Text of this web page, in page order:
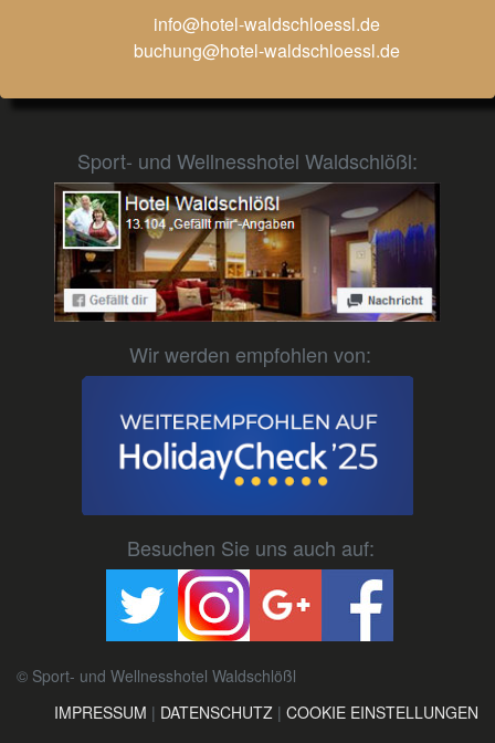
info@hotel-waldschloessl.de
buchung@hotel-waldschloessl.de
Sport- und Wellnesshotel Waldschlößl:
Wir werden empfohlen von:
Besuchen Sie uns auch auf:
© Sport- und Wellnesshotel Waldschlößl
IMPRESSUM | DATENSCHUTZ | COOKIE EINSTELLUNGEN